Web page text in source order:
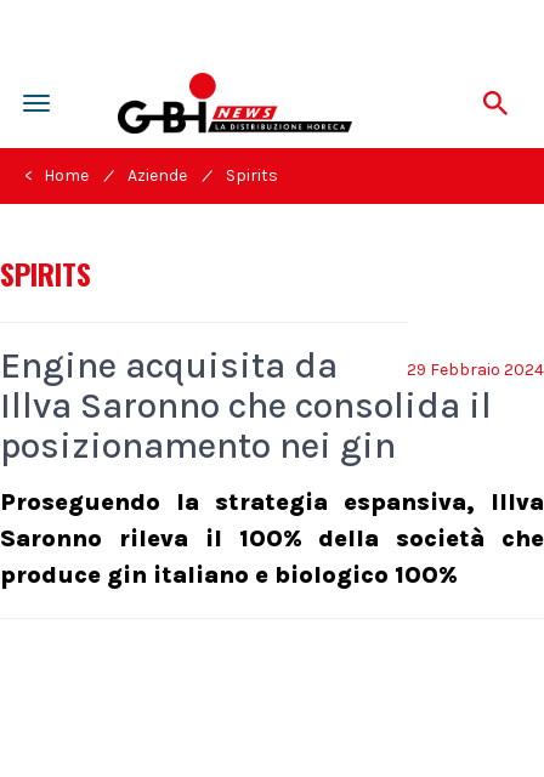
Toggle
navigation
< Home / Aziende / Spirits
SPIRITS
29 Febbraio 2024
Engine acquisita da
Illva Saronno che consolida il
posizionamento nei gin
Proseguendo la strategia espansiva, Illva
Saronno rileva il 100% della società che
produce gin italiano e biologico 100%